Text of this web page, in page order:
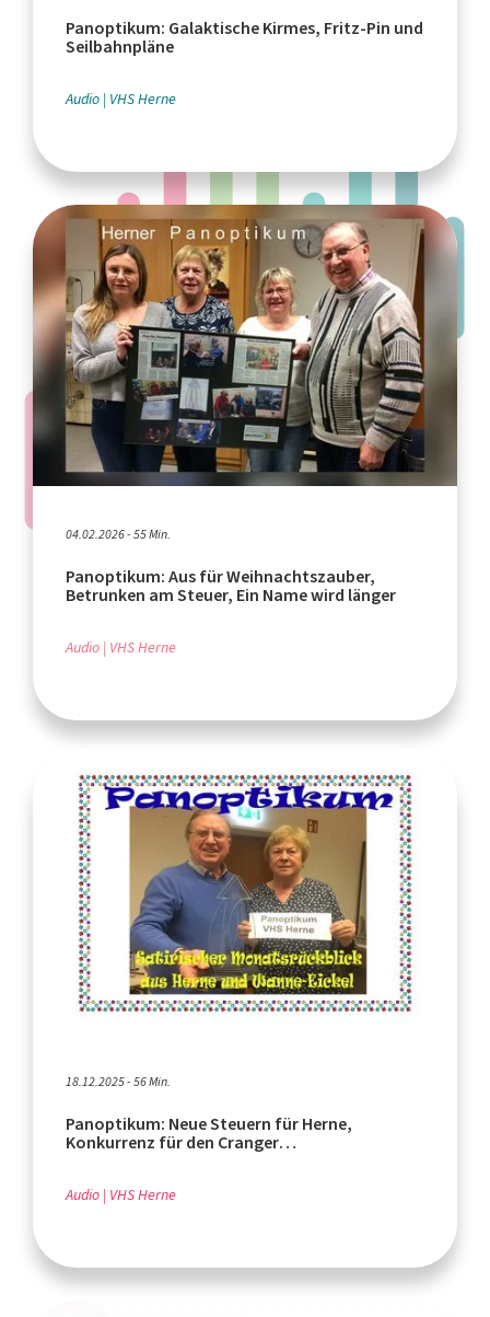
Panoptikum: Galaktische Kirmes, Fritz-Pin und
Seilbahnpläne
Audio VHS Herne
04.02.2026 - 55 Min.
Panoptikum: Aus für Weihnachtszauber,
Betrunken am Steuer, Ein Name wird länger
Audio VHS Herne
18.12.2025 - 56 Min.
Panoptikum: Neue Steuern für Herne,
Konkurrenz für den Cranger
Audio VHS Herne